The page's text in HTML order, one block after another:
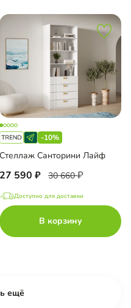
-10%
Стеллаж Санторини Лайф
27 590 30 660
Доступно для доставки
В корзину
ещё